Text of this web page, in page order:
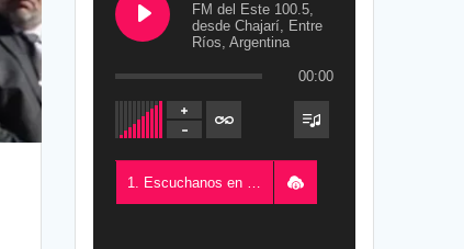
FM del Este 100.5,
desde Chajarí, Entre
Ríos, Argentina
00:00
1. Escuchanos en Vivo - FM del Este 100.5, desde Chajarí, Entre Ríos, Argentina